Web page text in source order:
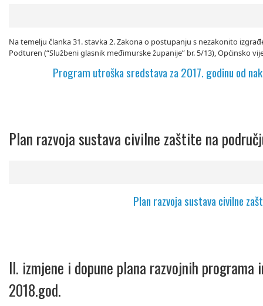
Na temelju članka 31. stavka 2. Zakona o postupanju s nezakonito
Podturen (“Službeni glasnik međimurske županije” br. 5/13), Općinsko
Program utroška sredstava za 2017. godinu od
Plan razvoja sustava civilne zaštite na
Plan razvoja sustava civilne
II. izmjene i dopune plana razvojnih
2018.god.